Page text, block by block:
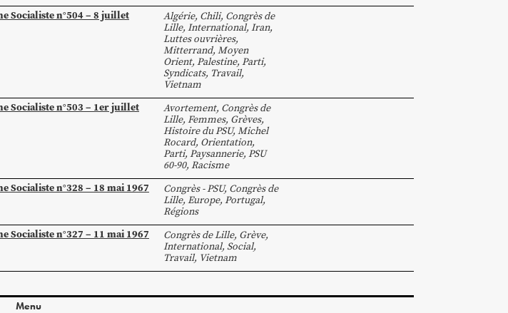
Socialiste n°504 – 8 juillet Algérie, Chili, Congrès de
Lille, International, Iran,
Luttes ouvrières,
Mitterrand, Moyen
Orient, Palestine, Parti,
Syndicats, Travail,
Vietnam
Socialiste n°503 – 1er juillet Avortement, Congrès de
Lille, Femmes, Grèves,
Histoire du PSU, Michel
Rocard, Orientation,
Parti, Paysannerie, PSU
60-90, Racisme
Socialiste n°328 – 18 mai 1967 Congrès - PSU, Congrès de
Lille, Europe, Portugal,
Régions
Socialiste n°327 – 11 mai 1967 Congrès de Lille, Grève,
International, Social,
Travail, Vietnam
Menu